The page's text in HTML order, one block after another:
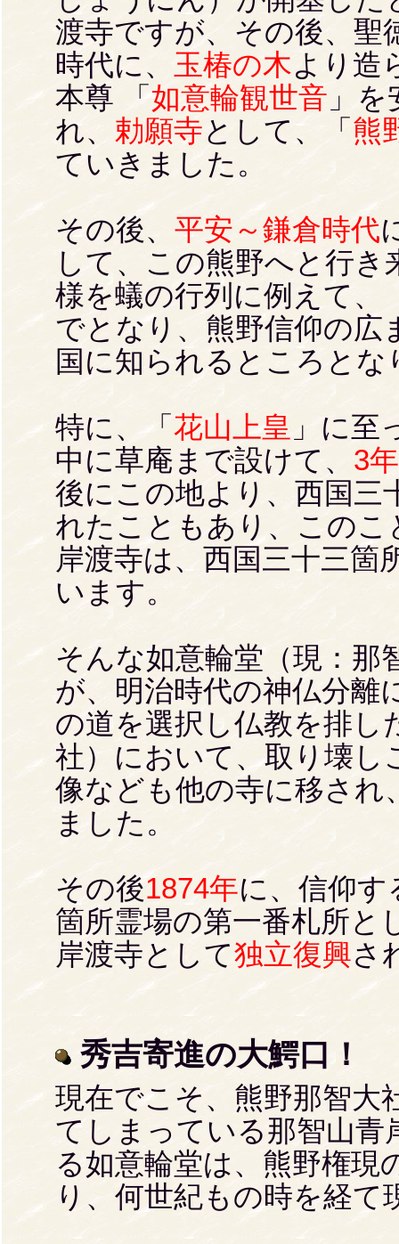
渡寺ですが、その後、聖
時代に、 玉椿の木より造
本尊 「如意輪観世音 」
れ、 勅願寺として、「 熊
ていきました。
その後、 平安～鎌倉時代
して、この熊野へと行
様を蟻の行列に例えて、
でとなり、熊野信仰の
国に知られるところとな
特に、「 花山上皇 」に至
中に草庵まで設けて、 3
後にこの地より、西国三
れたこともあり、この
岸渡寺は、西国三十三箇
います。
そんな如意輪堂（現：那
が、明治時代の神仏分離
の道を選択し仏教を排し
社）において、取り壊し
像なども他の寺に移され
ました。
その後1874年に、信仰す
箇所霊場の第一番札所と
岸渡寺として独立復興さ
秀吉寄進の大鰐口！
現在でこそ、熊野那智大
てしまっている那智山青
る如意輪堂は、熊野権現
り、何世紀もの時を経